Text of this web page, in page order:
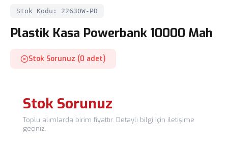
Stok Kodu: 22630W-PD
Plastik Kasa Powerbank 10000 Mah
Stok Sorunuz (0 adet)
Stok Sorunuz
Toplu alımlarda birim fiyattır. Detaylı bilgi için iletişime
geçiniz.